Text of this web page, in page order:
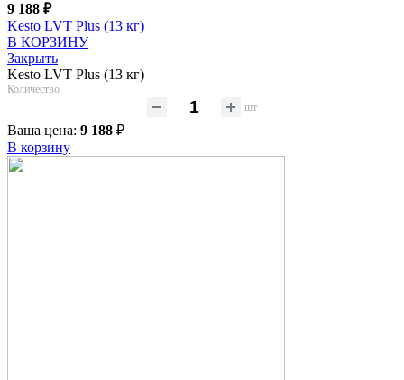
9 188 ₽
Kesto LVT Plus (13 кг)
В КОРЗИНУ
Закрыть
Kesto LVT Plus (13 кг)
Количество
шт
Ваша цена: 9 188 ₽
В корзину